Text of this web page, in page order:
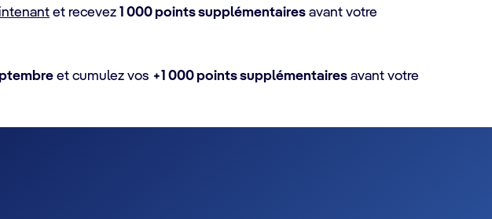
et recevez 1 000 points supplémentaires avant votre
et cumulez vos +1 000 points supplémentaires avant votre